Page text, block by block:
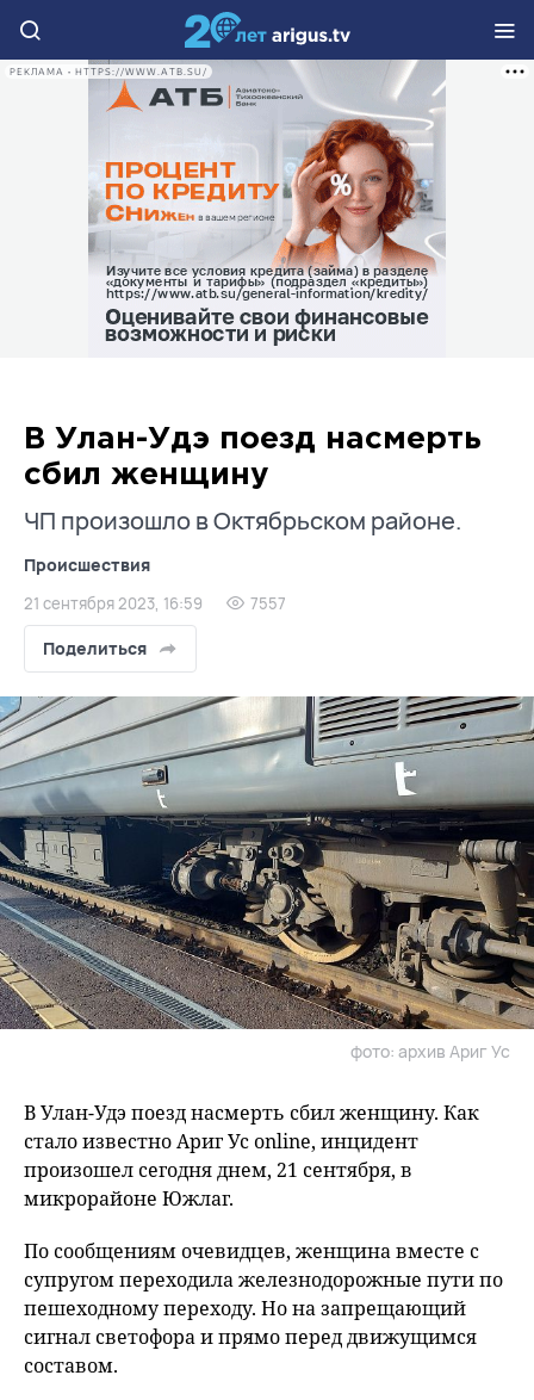
РЕКЛАМА • HTTPS://WWW.ATB.SU/
В Улан-Удэ поезд насмерть
сбил женщину
ЧП произошло в Октябрьском районе.
Происшествия
21 сентября 2023, 16:59 7557
Поделиться
фото: архив Ариг Ус
В Улан-Удэ поезд насмерть сбил женщину. Как
стало известно Ариг Ус online, инцидент
произошел сегодня днем, 21 сентября, в
микрорайоне Южлаг.
По сообщениям очевидцев, женщина вместе с
супругом переходила железнодорожные пути по
пешеходному переходу. Но на запрещающий
сигнал светофора и прямо перед движущимся
составом.